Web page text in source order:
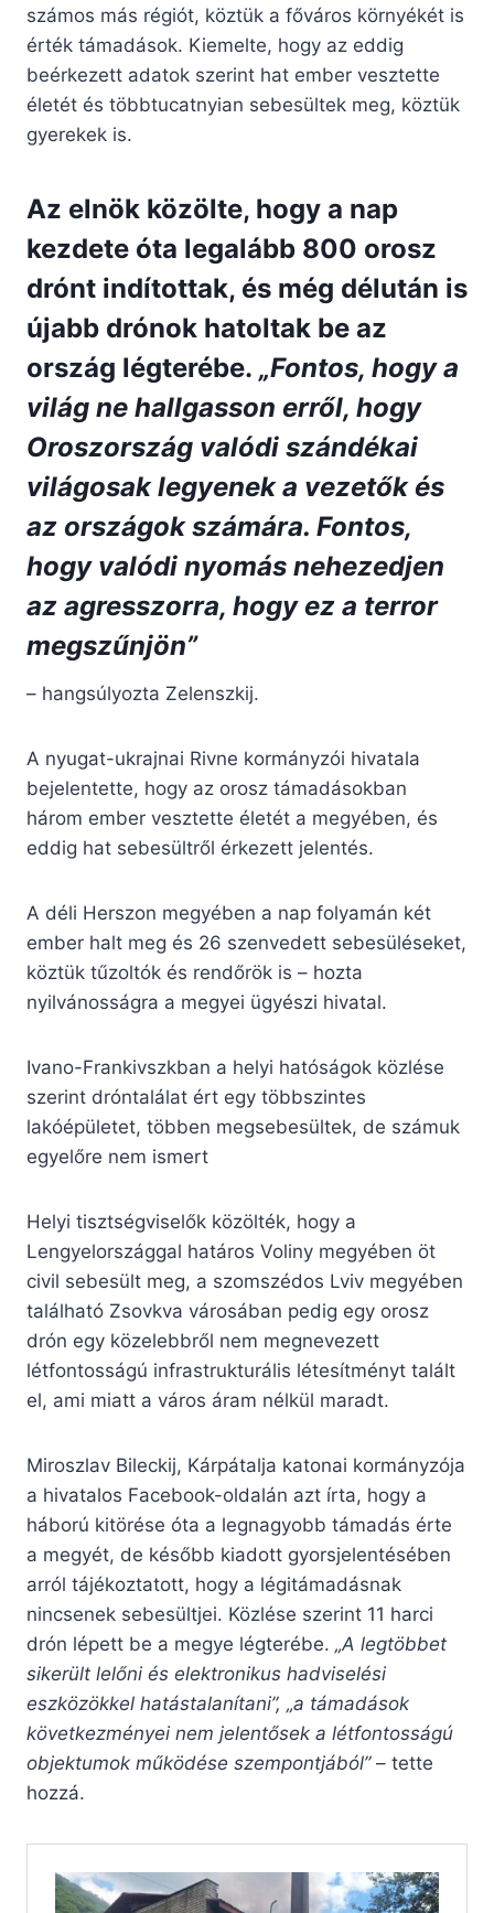
számos más régiót, köztük a főváros környékét is
érték támadások. Kiemelte, hogy az eddig
beérkezett adatok szerint hat ember vesztette
életét és többtucatnyian sebesültek meg, köztük
gyerekek is.
Az elnök közölte, hogy a nap
kezdete óta legalább 800 orosz
drónt indítottak, és még délután is
újabb drónok hatoltak be az
ország légterébe. „Fontos, hogy a
világ ne hallgasson erről, hogy
Oroszország valódi szándékai
világosak legyenek a vezetők és
az országok számára. Fontos,
hogy valódi nyomás nehezedjen
az agresszorra, hogy ez a terror
megszűnjön”
– hangsúlyozta Zelenszkij.
A nyugat-ukrajnai Rivne kormányzói hivatala
bejelentette, hogy az orosz támadásokban
három ember vesztette életét a megyében, és
eddig hat sebesültről érkezett jelentés.
A déli Herszon megyében a nap folyamán két
ember halt meg és 26 szenvedett sebesüléseket,
köztük tűzoltók és rendőrök is – hozta
nyilvánosságra a megyei ügyészi hivatal.
Ivano-Frankivszkban a helyi hatóságok közlése
szerint dróntalálat ért egy többszintes
lakóépületet, többen megsebesültek, de számuk
egyelőre nem ismert
Helyi tisztségviselők közölték, hogy a
Lengyelországgal határos Voliny megyében öt
civil sebesült meg, a szomszédos Lviv megyében
található Zsovkva városában pedig egy orosz
drón egy közelebbről nem megnevezett
létfontosságú infrastrukturális létesítményt talált
el, ami miatt a város áram nélkül maradt.
Miroszlav Bileckij, Kárpátalja katonai kormányzója
a hivatalos Facebook-oldalán azt írta, hogy a
háború kitörése óta a legnagyobb támadás érte
a megyét, de később kiadott gyorsjelentésében
arról tájékoztatott, hogy a légitámadásnak
nincsenek sebesültjei. Közlése szerint 11 harci
drón lépett be a megye légterébe. „A legtöbbet
sikerült lelőni és elektronikus hadviselési
eszközökkel hatástalanítani”, „a támadások
következményei nem jelentősek a létfontosságú
objektumok működése szempontjából”– tette
hozzá.